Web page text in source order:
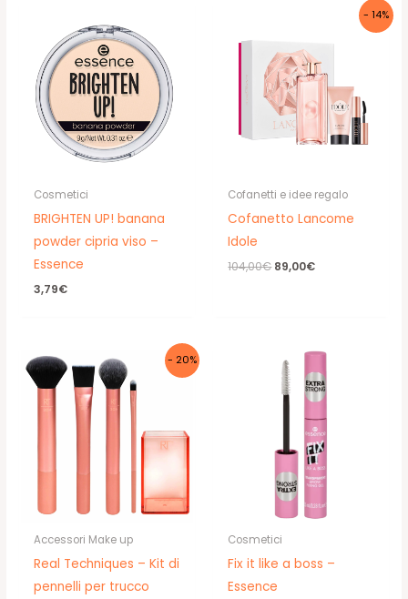
Cosmetici
BRIGHTEN UP! banana
powder cipria viso –
Essence
3,79€
- 14%
Cofanetti e idee regalo
Cofanetto Lancome
Idole
104,00€ Il
89,00€Il
- 20%
Accessori Make up
Real Techniques – Kit di
pennelli per trucco
Cosmetici
Fix it like a boss –
Essence